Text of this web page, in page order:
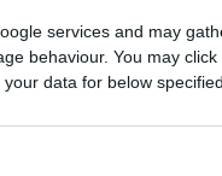
services and may
behaviour. You may
data for below
Kaia, 18